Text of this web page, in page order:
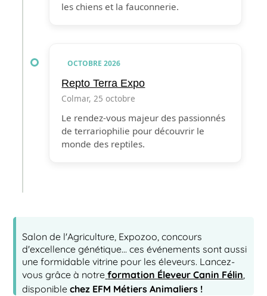
les chiens et la fauconnerie.
OCTOBRE 2026
Repto Terra Expo
Colmar, 25 octobre
Le rendez-vous majeur des passionnés
de terrariophilie pour découvrir le
monde des reptiles.
Salon de l'Agriculture, Expozoo, concours
d'excellence génétique... ces événements sont aussi
une formidable vitrine pour les éleveurs. Lancez-
vous grâce à notre formation Éleveur Canin Félin
disponiblechez EFM Métiers Animaliers !